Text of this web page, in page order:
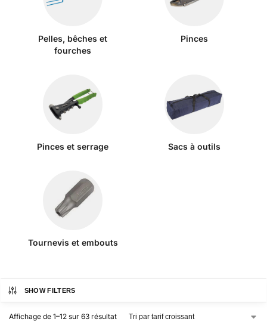
Pelles, bêches et
fourches
Pinces
Pinces et serrage Sacs à outils
Tournevis et embouts
SHOW FILTERS
Affichage de 1–12 sur 63 résultat